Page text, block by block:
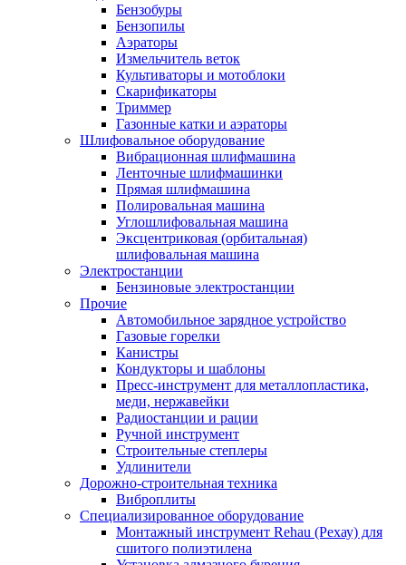
Бензобуры
Бензопилы
Аэраторы
Измельчитель веток
Культиваторы и мотоблоки
Скарификаторы
Триммер
Газонные катки и аэраторы
Шлифовальное оборудование
Вибрационная шлифмашина
Ленточные шлифмашинки
Прямая шлифмашина
Полировальная машина
Углошлифовальная машина
Эксцентриковая (орбитальная)
шлифовальная машина
Электростанции
Бензиновые электростанции
Прочие
Автомобильное зарядное устройство
Газовые горелки
Канистры
Кондукторы и шаблоны
Пресс-инструмент для металлопластика,
меди, нержавейки
Радиостанции и рации
Ручной инструмент
Строительные степлеры
Удлинители
Дорожно-строительная техника
Виброплиты
Специализированное оборудование
Монтажный инструмент Rehau (Рехау) для
сшитого полиэтилена